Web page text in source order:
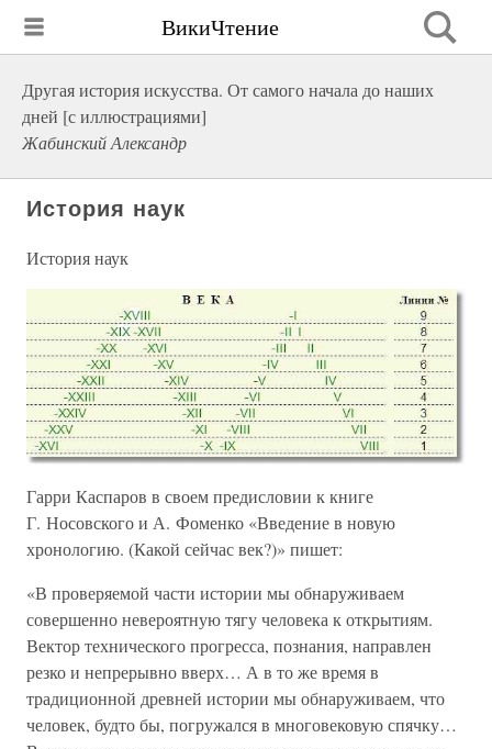
ВикиЧтение
Другая история искусства. От самого начала до наших
дней [с иллюстрациями]
Жабинский Александр
История наук
История наук
Гарри Каспаров в своем предисловии к книге
Г. Носовского и А. Фоменко «Введение в новую
хронологию. (Какой сейчас век?)» пишет:
«В проверяемой части истории мы обнаруживаем
совершенно невероятную тягу человека к открытиям.
Вектор технического прогресса, познания, направлен
резко и непрерывно вверх… А в то же время в
традиционной древней истории мы обнаруживаем, что
человек, будто бы, погружался в многовековую спячку…